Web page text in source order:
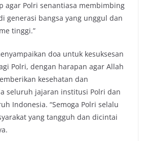
agar Polri senantiasa membimbing
generasi bangsa yang unggul dan
tinggi.”
doa untuk kesuksesan
Polri, dengan harapan agar Allah
kesehatan dan
seluruh jajaran institusi Polri dan
Indonesia. “Semoga Polri selalu
yang tangguh dan dicintai